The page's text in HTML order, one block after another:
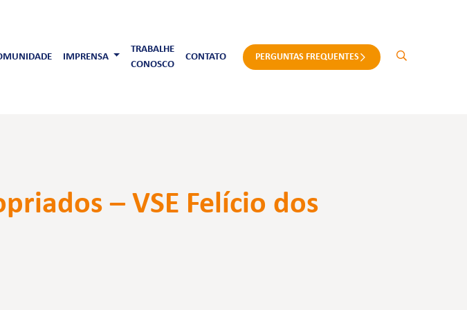
IMPRENSA
TRABALHE
CONOSCO
CONTATO PERGUNTAS FREQUENTES
– VSE Felício dos